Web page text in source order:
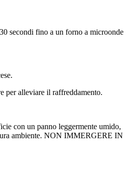
secondi fino a un forno a microonde
per alleviare il raffreddamento.
con un panno leggermente umido,
ambiente. NON IMMERGERE IN